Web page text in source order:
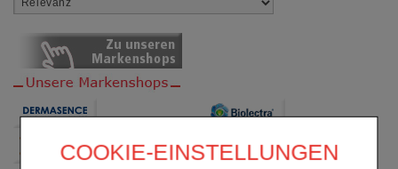
COOKIE-EINSTELLUNGEN